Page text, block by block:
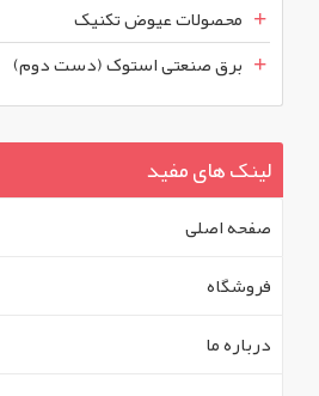
محصولات عیوض تکنیک
برق صنعتی استوک (دست دوم)
لینک های مفید
صفحه اصلی
فروشگاه
درباره ما